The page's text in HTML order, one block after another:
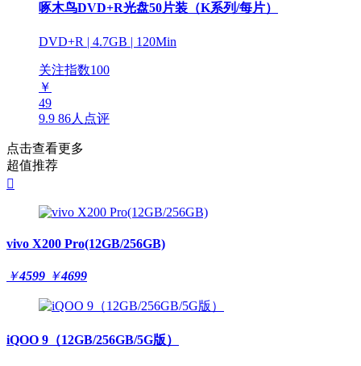
啄木鸟DVD+R光盘50片装（K系列/每片）
DVD+R | 4.7GB | 120Min
关注指数100
￥
49
9.9 86人点评
点击查看更多
超值推荐

vivo X200 Pro(12GB/256GB)
￥4599 ￥4699
iQOO 9（12GB/256GB/5G版）